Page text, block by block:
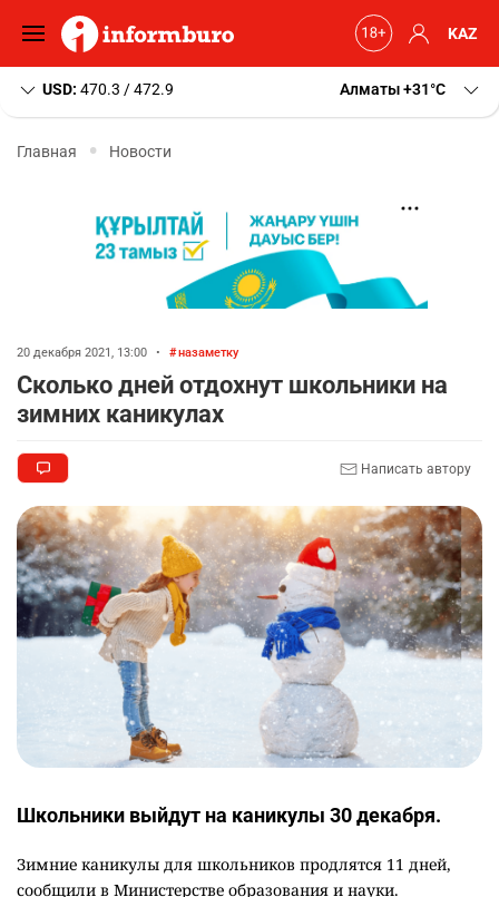
KAZ
USD: 470.3 / 472.9 Алматы+31 C
Главная Новости
20 декабря 2021, 13:00 • назаметку
Сколько дней отдохнут школьники на
зимних каникулах
Написать автору
Школьники выйдут на каникулы 30 декабря.
Зимние каникулы для школьников продлятся 11 дней,
сообщили в Министерстве образования и науки.